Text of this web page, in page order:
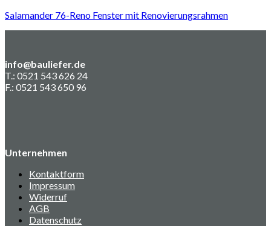
Salamander 76-Reno Fenster mit Renovierungsrahmen
info@bauliefer.de
T.: 0521 543 626 24
F.: 0521 543 650 96
Unternehmen
Kontaktform
Impressum
Widerruf
AGB
Datenschutz